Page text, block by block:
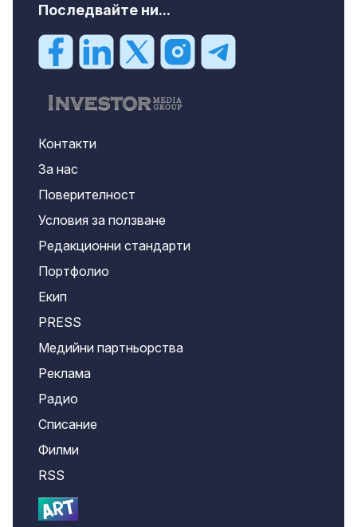
Последвайте ни...
Контакти
За нас
Поверителност
Условия за ползване
Редакционни стандарти
Портфолио
Екип
PRESS
Медийни партньорства
Реклама
Радио
Списание
Филми
RSS